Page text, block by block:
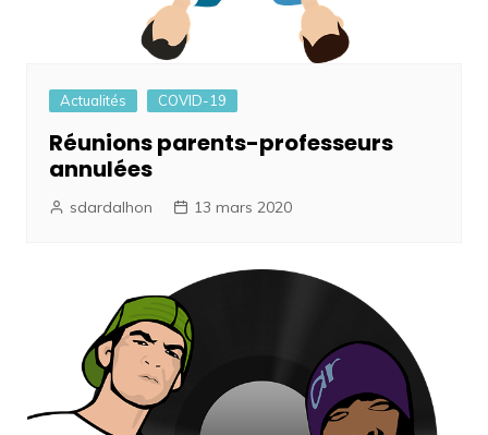
Actualités COVID-19
Réunions parents-professeurs
annulées
sdardalhon 13 mars 2020